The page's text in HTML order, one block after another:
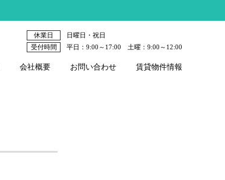
休業日
日曜日・祝日
受付時間
平日：9:00～17:00 土曜：9:00～12:00
会社概要 お問い合わせ 賃貸物件情報